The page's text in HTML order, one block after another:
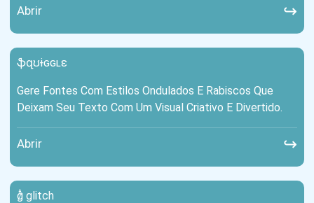
Abrir ↪
ֆզʊɨɢɢʟɛ
Gere Fontes Com Estilos Ondulados E Rabiscos Que
Deixam Seu Texto Com Um Visual Criativo E Divertido.
Abrir ↪
g̷̊̇ glitch